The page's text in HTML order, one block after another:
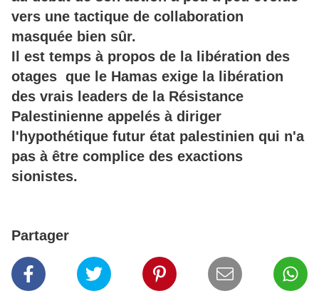
vers une tactique de collaboration
masquée bien sûr.
Il est temps à propos de la libération des
otages que le Hamas exige la libération
des vrais leaders de la Résistance
Palestinienne appelés à diriger
l'hypothétique futur état palestinien qui n'a
pas à être complice des exactions
sionistes.
Partager